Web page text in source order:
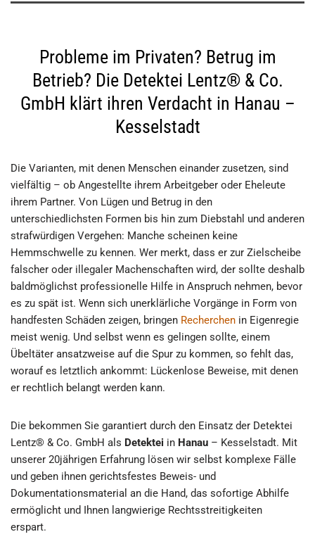
Probleme im Privaten? Betrug im
Betrieb? Die Detektei Lentz® & Co.
GmbH klärt ihren Verdacht in Hanau –
Kesselstadt
Die Varianten, mit denen Menschen einander zusetzen, sind
vielfältig – ob Angestellte ihrem Arbeitgeber oder Eheleute
ihrem Partner. Von Lügen und Betrug in den
unterschiedlichsten Formen bis hin zum Diebstahl und anderen
strafwürdigen Vergehen: Manche scheinen keine
Hemmschwelle zu kennen. Wer merkt, dass er zur Zielscheibe
falscher oder illegaler Machenschaften wird, der sollte deshalb
baldmöglichst professionelle Hilfe in Anspruch nehmen, bevor
es zu spät ist. Wenn sich unerklärliche Vorgänge in Form von
handfesten Schäden zeigen, bringen Recherchen in Eigenregie
meist wenig. Und selbst wenn es gelingen sollte, einem
Übeltäter ansatzweise auf die Spur zu kommen, so fehlt das,
worauf es letztlich ankommt: Lückenlose Beweise, mit denen
er rechtlich belangt werden kann.
Die bekommen Sie garantiert durch den Einsatz der Detektei
Lentz® & Co. GmbH als Detektei in Hanau – Kesselstadt. Mit
unserer 20jährigen Erfahrung lösen wir selbst komplexe Fälle
und geben ihnen gerichtsfestes Beweis- und
Dokumentationsmaterial an die Hand, das sofortige Abhilfe
ermöglicht und Ihnen langwierige Rechtsstreitigkeiten
erspart.